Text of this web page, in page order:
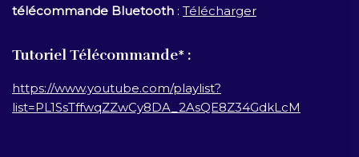
télécommande Bluetooth : Télécharger
Tutoriel Télécommande* :
https://www.youtube.com/playlist?
list=PL1SsTffwqZZwCy8DA_2AsQE8Z34GdkLcM